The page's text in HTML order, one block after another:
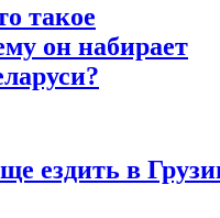
такое
он набирает
ездить в